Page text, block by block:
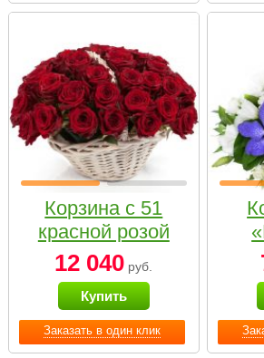
Заказать в один клик
Корзина с 51
красной розой
12 040 руб.
Купить